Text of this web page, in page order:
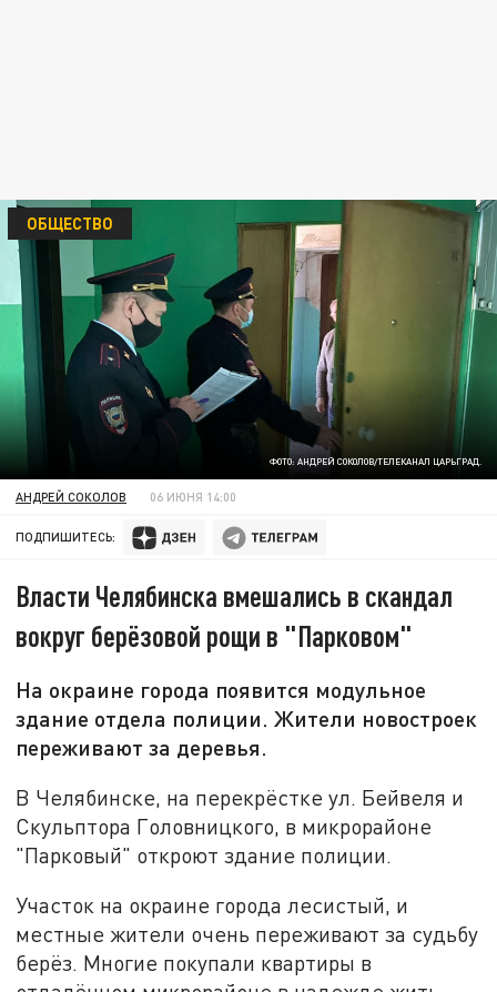
ФОТО: АНДРЕЙ СОКОЛОВ/ТЕЛЕКАНАЛ ЦАРЬГРАД.
ОБЩЕСТВО
АНДРЕЙ СОКОЛОВ 06 ИЮНЯ 14:00
ПОДПИШИТЕСЬ:
Власти Челябинска вмешались в скандал
вокруг берёзовой рощи в "Парковом"
На окраине города появится модульное
здание отдела полиции. Жители новостроек
переживают за деревья.
В Челябинске, на перекрёстке ул. Бейвеля и
Скульптора Головницкого, в микрорайоне
"Парковый" откроют здание полиции.
Участок на окраине города лесистый, и
местные жители очень переживают за судьбу
берёз. Многие покупали квартиры в